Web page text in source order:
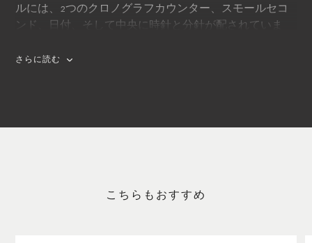
ルには、2つのクロノグラフカウンター、スモールセコ
ンド、日付、そして中央に時針と分針が配されていま
日付リングに白背景の上にプレスされており日付窓に現
さらに読む
こちらもおすすめ